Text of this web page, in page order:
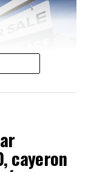
a 30 años
cayeron